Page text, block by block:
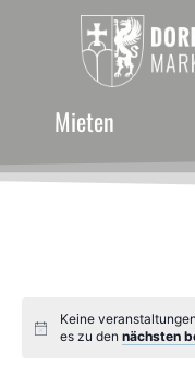
Mieten
Hinweis
Keine
es zu dennächsten